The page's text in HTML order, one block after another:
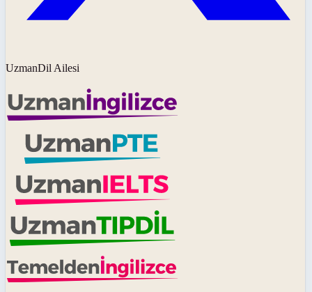
UzmanDil Ailesi